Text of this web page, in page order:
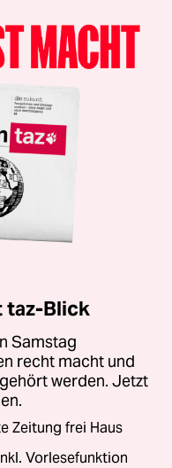
taz-Blick
Samstag
recht macht und
werden. Jetzt
Zeitung frei Haus
Vorlesefunktion